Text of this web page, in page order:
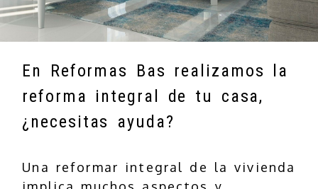
En Reformas Bas realizamos la
reforma integral de tu casa,
¿necesitas ayuda?
Una reformar integral de la vivienda